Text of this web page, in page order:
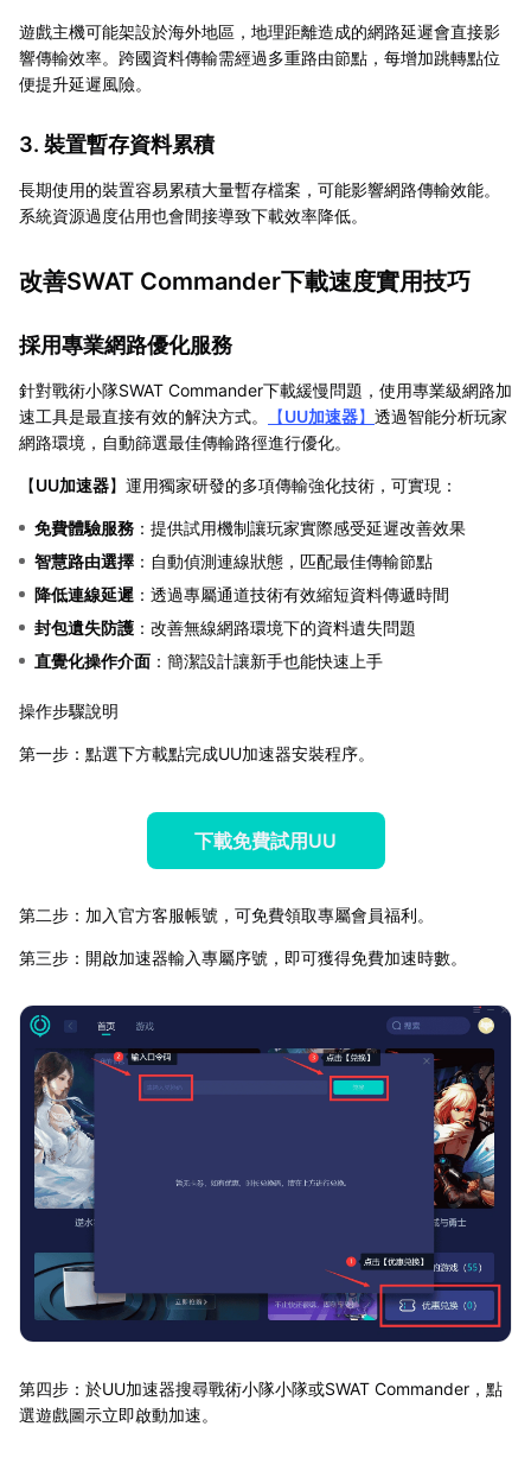
遊戲主機可能架設於海外地區，地理距離造成的網路延遲會直接影
響傳輸效率。跨國資料傳輸需經過多重路由節點，每增加跳轉點位
便提升延遲風險。
3. 裝置暫存資料累積
長期使用的裝置容易累積大量暫存檔案，可能影響網路傳輸效能。
系統資源過度佔用也會間接導致下載效率降低。
改善SWAT Commander下載速度實用技巧
採用專業網路優化服務
針對戰術小隊SWAT Commander下載緩慢問題，使用專業級網路加
速工具是最直接有效的解決方式。
【UU加速器】 透過智能分析玩家
網路環境，自動篩選最佳傳輸路徑進行優化。
【UU加速器】運用獨家研發的多項傳輸強化技術，可實現：
免費體驗服務 ：提供試用機制讓玩家實際感受延遲改善效果
智慧路由選擇 ：自動偵測連線狀態，匹配最佳傳輸節點
降低連線延遲 ：透過專屬通道技術有效縮短資料傳遞時間
封包遺失防護 ：改善無線網路環境下的資料遺失問題
直覺化操作介面 ：簡潔設計讓新手也能快速上手
操作步驟說明
第一步：點選下方載點完成UU加速器安裝程序。
下載免費試用UU
第二步：加入官方客服帳號，可免費領取專屬會員福利。
第三步：開啟加速器輸入專屬序號，即可獲得免費加速時數。
第四步：於UU加速器搜尋戰術小隊小隊或SWAT Commander，點
選遊戲圖示立即啟動加速。